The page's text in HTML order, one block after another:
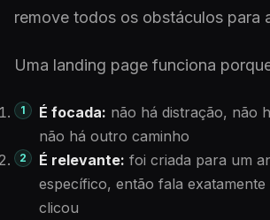
remove todos os obstáculos para
Uma landing page funciona
É focada: não há distração, não
não há outro caminho
É relevante: foi criada para um
específico, então fala exatamente
clicou